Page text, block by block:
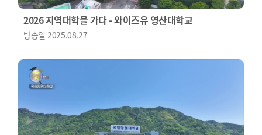
2026 지역대학을 가다 - 와이즈유 영산대학교
방송일2025.08.27